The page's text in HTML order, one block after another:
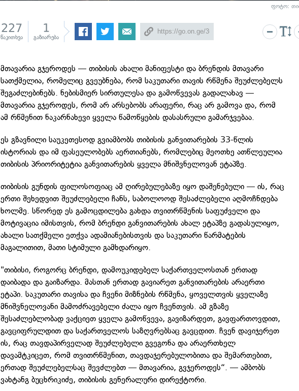
ფოტო:
227
წაკითხვა
1
გაზიარება
მთავარია გჯეროდეს — თიბისის ახალი მანიფესტი და ბრენდის მთავარი
სათქმელია, რომელიც გვეუბნება, რომ საკუთარი თავის რწმენა შეუძლებელს
შეგაძლებინებს. ნებისმიერ სირთულესა და გამოწვევას გადალახავ —
მთავარია გჯეროდეს, რომ არ არსებობს არაფერი, რაც არ გამოვა და, რომ
ამ რწმენით ნაკარნახევი ყველა წამოწყების დასასრული გამარჯვებაა.
ეს გზავნილი საუკეთესოდ გვიამბობს თიბისის განვითარების 33-წლის
ისტორიას და იმ ფასეულობებს აერთიანებს, რომლებიც მეოთხე ათწლეულია
თიბისის პრიორიტეტია განვითარების ყველა მნიშვნელოვან ეტაპზე.
თიბისის გუნდის ფილოსოფიაც ამ ღირებულებაზე იყო დაშენებული — ის, რაც
ერთი შეხედვით შეუძლებელი ჩანს, საბოლოოდ შესაძლებელი აღმოჩნდება
ხოლმე. სწორედ ეს გამოცდილება გახდა თვითრწმენის საფუძველი და
მოტივაცია იმისთვის, რომ ბრენდი განვითარების ახალ ეტაპზე გადასულიყო,
ახალი სათქმელი ეთქვა ადამიანებისთვის და საკუთარი წარმატების
მაგალითით, მათი სტიმული გამხდარიყო.
"თიბისი, როგორც ბრენდი, დამოუკიდებელ საქართველოსთან ერთად
დაიბადა და გაიზარდა. მასთან ერთად გავიარეთ განვითარების არაერთი
ეტაპი. საკუთარი თავისა და ჩვენი მიზნების რწმენა, ყოველთვის ყველაზე
მნიშვნელოვანი მამოძრავებელი ძალა იყო ჩვენთვის. ამ გზაზე
შესაძლებლობად ვაქციეთ ყველა გამოწვევა, გავიზარდეთ, გავფართოვდით,
გავციფრულდით და საქართველოს საზღვრებსაც გავცდით. ჩვენ დავიჯერეთ
ის, რაც თავდაპირველად შეუძლებელი გვეგონა და არაერთხელ
დავამტკიცეთ, რომ თვითრწმენით, თავდაჯერებულობითა და შემართებით,
ერთად შეუძლებელსაც შევძლებთ — მთავარია, გვჯეროდეს“. — ამბობს
ვახტანგ ბუცხრიკიძე, თიბისის გენერალური დირექტორი.